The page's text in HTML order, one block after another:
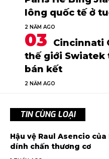
lông quốc tế ở
2 NĂM AGO
Cincinnati
thế giới Swiatek
bán kết
2 NĂM AGO
TIN CÙNG LOẠI
Hậu vệ Raul Asencio
dính chấn thương cơ